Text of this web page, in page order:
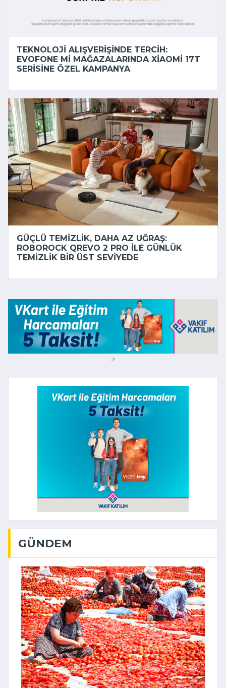
TEKNOLOJI ALIŞVERIŞINDE TERCIH:
EVOFONE MI MAĞAZALARINDA XIAOMI 17T
SERISINE ÖZEL KAMPANYA
GÜÇLÜ TEMIZLIK, DAHA AZ UĞRAŞ:
ROBOROCK QREVO 2 PRO ILE GÜNLÜK
TEMIZLIK BIR ÜST SEVIYEDE
>
GÜNDEM